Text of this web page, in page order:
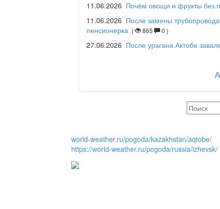
Maslihat LIVE
Люди города /
11.06.2026 Почём овощи и фрукты без
11.06.2026 После замены
пенсионерка ( 865 0 )
27.06.2026 После урагана Актобе
world-weather.ru/pogoda/kazakhstan/aqtobe/
https://world-weather.ru/pogoda/russia/izhevsk/